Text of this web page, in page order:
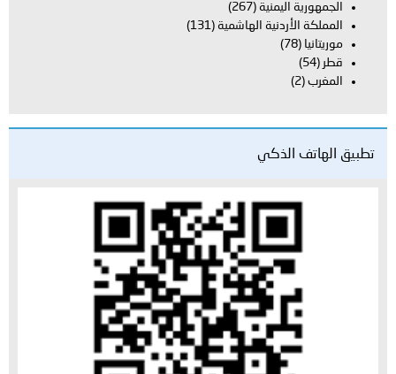
الجمهورية اليمنية (267)
المملكة الأردنية الهاشمية (131)
موريتانيا (78)
قطر (54)
المغرب (2)
تطبيق الهاتف الذكي